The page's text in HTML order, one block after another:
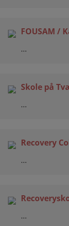
FOUSAM /
...
Skole på
...
Recovery
...
...